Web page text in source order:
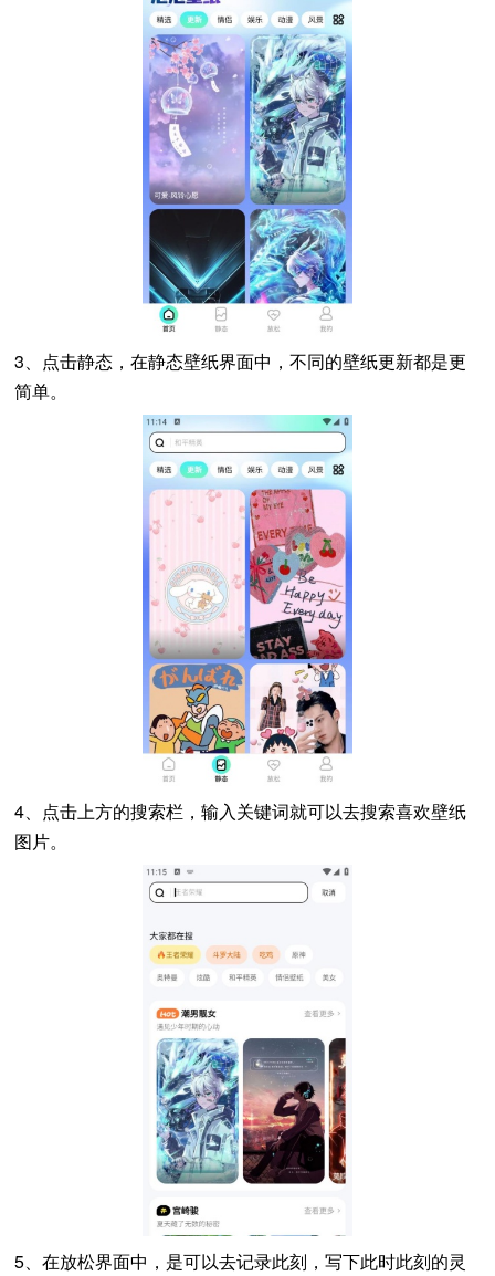
3、点击静态，在静态壁纸界面中，不同的壁纸更新都是更
简单。
4、点击上方的搜索栏，输入关键词就可以去搜索喜欢壁纸
图片。
5、在放松界面中，是可以去记录此刻，写下此时此刻的灵